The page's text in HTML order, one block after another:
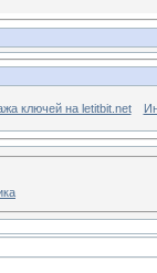
ключей на letitbit.net